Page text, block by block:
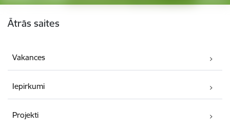
Ātrās saites
Vakances
Iepirkumi
Projekti